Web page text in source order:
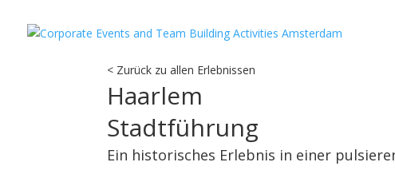
< Zurück zu allen Erlebnissen
Haarlem
Stadtführung
Ein historisches Erlebnis in einer